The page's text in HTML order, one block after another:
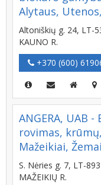
Alytaus,
Altoniškių g. 24, LT-
KAUNO R.
+370 (600)
ANGERA, UAB
rovimas,
Mažeikiai,
S. Nėries g. 7, LT-
MAŽEIKIŲ R.